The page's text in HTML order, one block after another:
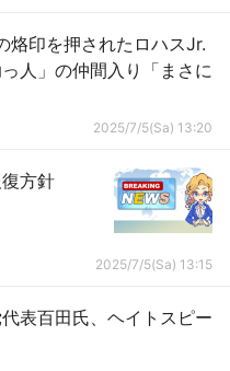
烙印を押されたロハスJr.
人」の仲間入り「まさに
2025/7/5(Sa) 13:20
復方針
2025/7/5(Sa) 13:15
表百田氏、ヘイトスピー